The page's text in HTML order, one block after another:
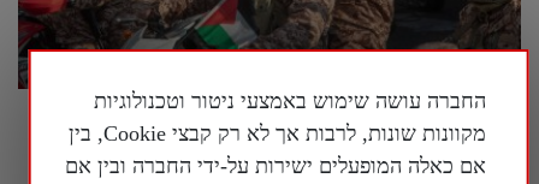
המשטר הסיני מנסה לחמש מחדש את איראן |
פרשנות
החברה עושה שימוש באמצעי ניטור וטכנולוגיות
מקוונות שונות, לרבות אך לא רק קבצי Cookie, בין
אם כאלה המופעלים ישירות על-ידי החברה ובין אם